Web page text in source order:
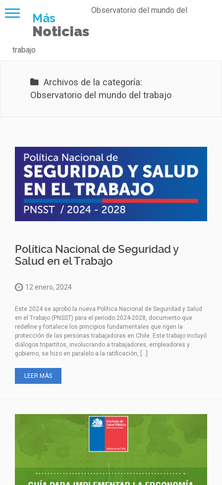
Más
Noticias
Observatorio del mundo del
trabajo
Archivos de la categoría:
Observatorio del mundo del trabajo
Política Nacional de Seguridad y
Salud en el Trabajo
12 enero, 2024
Este 2024 se aprobó la nueva Política Nacional de Seguridad y Salud
en el Trabajo (PNSST) para el periodo 2024-2028, documento que
redefine y fortalece los principios fundamentales que rigen la
protección de las personas trabajadoras en Chile. Este trabajo incluyó
diálogos tripartitos, involucrando a trabajadores, empleadores y
gobierno, se hizo en paralelo a la ratificación, […]
LEER MÁS